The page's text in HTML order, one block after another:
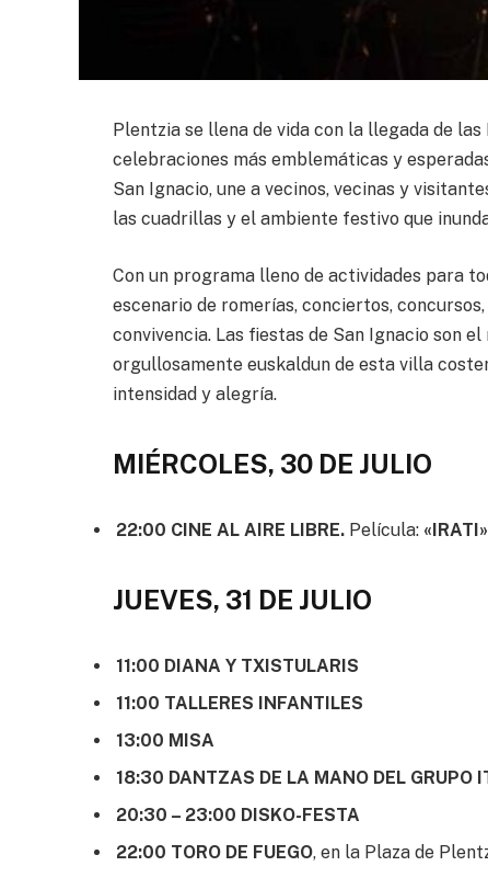
Plentzia se llena de vida con la llegada de
celebraciones más emblemáticas y
San Ignacio, une a vecinos, vecinas y
las cuadrillas y el ambiente festivo que
Con un programa lleno de actividades para
escenario de romerías, conciertos,
convivencia. Las fiestas de San Ignacio son
orgullosamente euskaldun de esta villa
intensidad y alegría.
MIÉRCOLES, 30 DE JULIO
22:00 CINE AL AIRE LIBRE. Película: «IRATI»
JUEVES, 31 DE JULIO
11:00 DIANA Y TXISTULARIS
11:00 TALLERES INFANTILES
13:00 MISA
18:30 DANTZAS DE LA MANO DEL GRUPO
20:30 – 23:00 DISKO-FESTA
22:00 TORO DE FUEGO, en la Plaza de